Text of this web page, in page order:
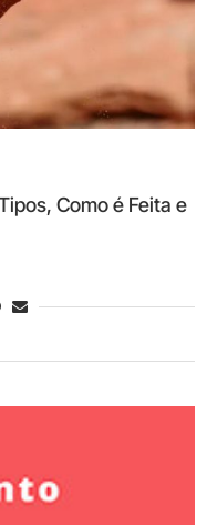
Como é Feita e